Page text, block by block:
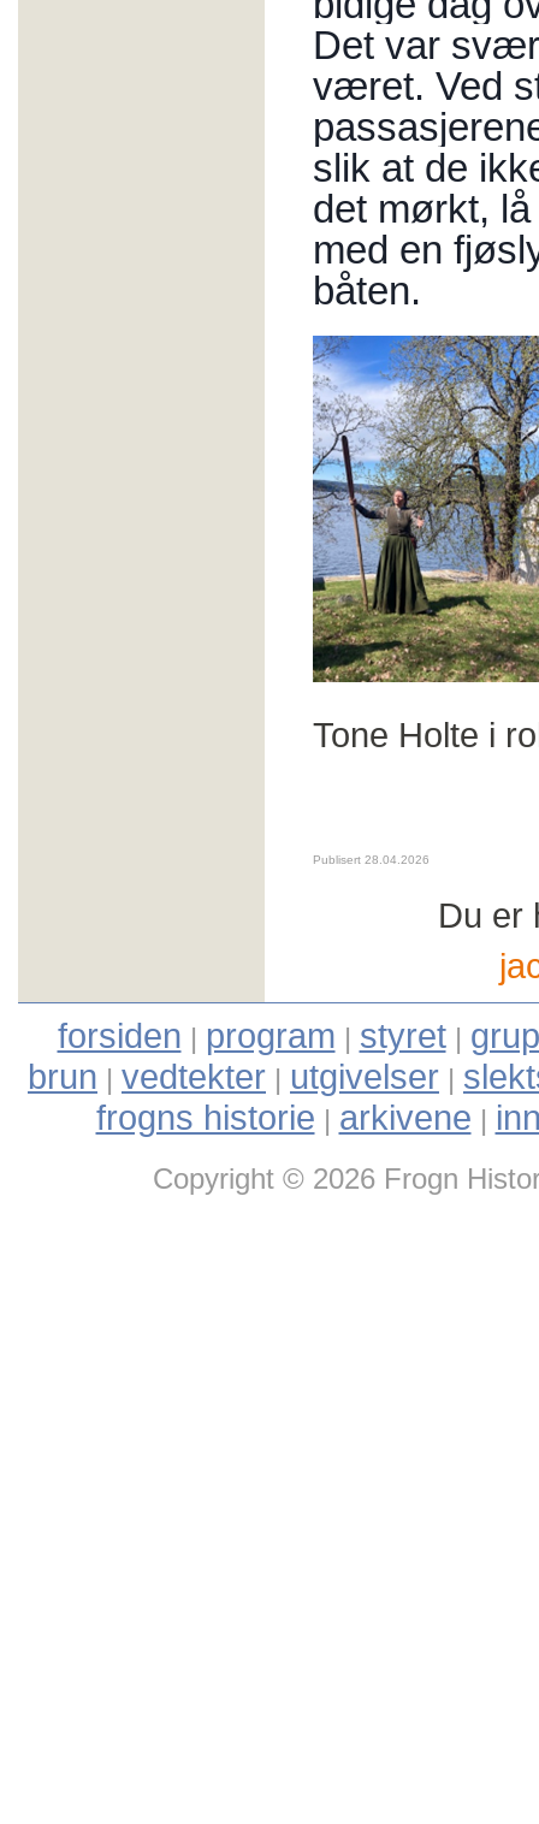
Det var
været. Ved
slik at de
det mørkt,
med en
båten.
Tone Holte i
Publisert 28.04.2026
Du er
forsiden | program | styret|
brun | vedtekter | utgivelser |
frogns historie | arkivene |
Copyright © 2026 Frogn